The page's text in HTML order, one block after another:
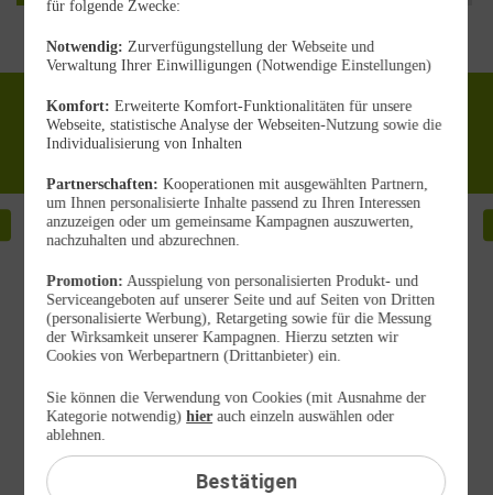
Unsere Allnet Flat Tarife
10 GB
6,99 €
20 GB
8,99 €
mtl.
40 GB
10,99 €
60 GB Unlimited
on demand
216
€
100
statt50MBit/s
3
x
10
gratis
AKTION
07.08. 11 UHR
40 GB
1099
Bereitstellungspreis
€
für folgende Zwecke:
Notwendig: Zurverfügungstellung der Webseite und
Verwaltung Ihrer Einwilligungen (Notwendige Einstellungen)
Komfort: Erweiterte Komfort-Funktionalitäten für unsere
Webseite, statistische Analyse der Webseiten-Nutzung sowie die
Individualisierung von Inhalten
Partnerschaften:Kooperationen mit ausgewählten Partnern,
um Ihnen personalisierte Inhalte passend zu Ihren Interessen
anzuzeigen oder um gemeinsame Kampagnen auszuwerten,
nachzuhalten und abzurechnen.
Promotion: Ausspielung von personalisierten Produkt- und
Serviceangeboten auf unserer Seite und auf Seiten von Dritten
(personalisierte Werbung), Retargeting sowie für die Messung
der Wirksamkeit unserer Kampagnen. Hierzu setzten wir
Cookies von Werbepartnern (Drittanbieter) ein.
Sie können die Verwendung von Cookies (mit Ausnahme der
Kategorie notwendig)hierauch einzeln auswählen oder
ablehnen.
Bestätigen